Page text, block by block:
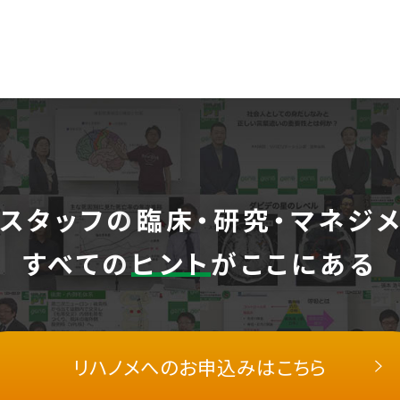
タッフの臨床・研究・マネジ
すべてのヒントがここにある
リハノメへのお申込みはこちら